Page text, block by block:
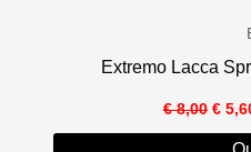
Extremo Lacca
€8,00 Il
prezzo
€